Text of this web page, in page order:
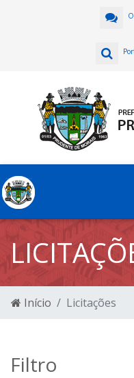
Início Licitações
Filtro